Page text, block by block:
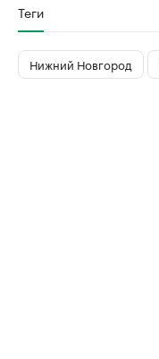
Теги
Нижний Новгород